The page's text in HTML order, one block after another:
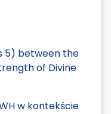
5) between the
of Divine
w kontekście